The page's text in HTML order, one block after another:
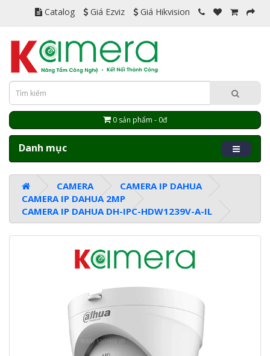
Catalog Giá Ezviz Giá Hikvision
0 sản phẩm - 0đ
Danh mục
CAMERA
CAMERA IP DAHUA
CAMERA IP DAHUA 2MP
CAMERA IP DAHUA DH-IPC-HDW1239V-A-IL